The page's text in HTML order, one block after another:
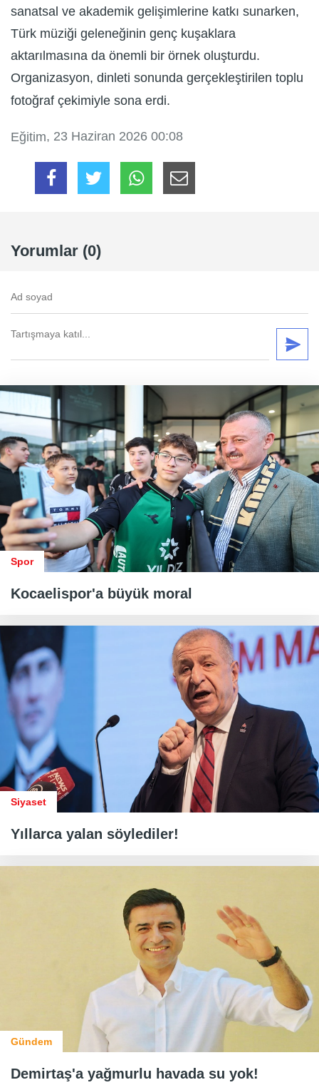
sanatsal ve akademik gelişimlerine katkı sunarken,
Türk müziği geleneğinin genç kuşaklara
aktarılmasına da önemli bir örnek oluşturdu.
Organizasyon, dinleti sonunda gerçekleştirilen toplu
fotoğraf çekimiyle sona erdi.
Eğitim, 23 Haziran 2026 00:08
Yorumlar (0)
Spor
Kocaelispor'a büyük moral
Siyaset
Yıllarca yalan söylediler!
Gündem
Demirtaş'a yağmurlu havada su yok!